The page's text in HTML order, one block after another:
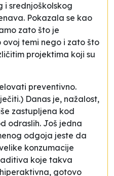
i srednjoškolskog
Pokazala se kao
zato što je
temi nego i zato što
projektima koji su
preventivno.
Danas je, nažalost,
zastupljena kod
odraslih. Još jedna
odgoja jeste da
konzumacije
koje takva
gotovo